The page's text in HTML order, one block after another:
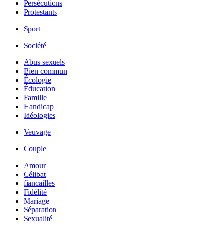
Persécutions
Protestants
Sport
Société
Abus sexuels
Bien commun
Écologie
Éducation
Famille
Handicap
Idéologies
Veuvage
Couple
Amour
Célibat
fiancailles
Fidélité
Mariage
Séparation
Sexualité